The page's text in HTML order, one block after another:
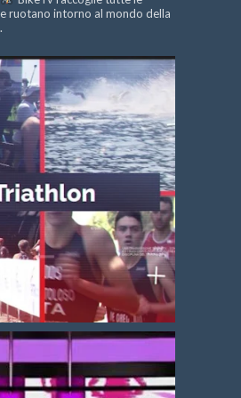
ruotano intorno al mondo della